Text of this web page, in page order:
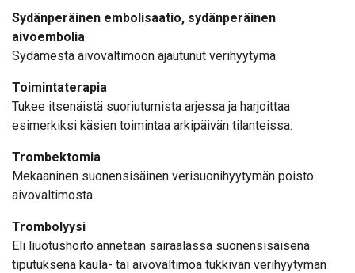
Sydänperäinen embolisaatio, sydänperäinen
aivoembolia
Sydämestä aivovaltimoon ajautunut verihyytymä
Toimintaterapia
Tukee itsenäistä suoriutumista arjessa ja harjoittaa
esimerkiksi käsien toimintaa arkipäivän tilanteissa.
Trombektomia
Mekaaninen suonensisäinen verisuonihyytymän poisto
aivovaltimosta
Trombolyysi
Eli liuotushoito annetaan sairaalassa suonensisäisenä
tiputuksena kaula- tai aivovaltimoa tukkivan verihyytymän